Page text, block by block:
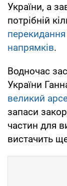
України, а
потрібній
перекидання
напрямків.
Водночас
України
великий
запаси
частин для
вистачить